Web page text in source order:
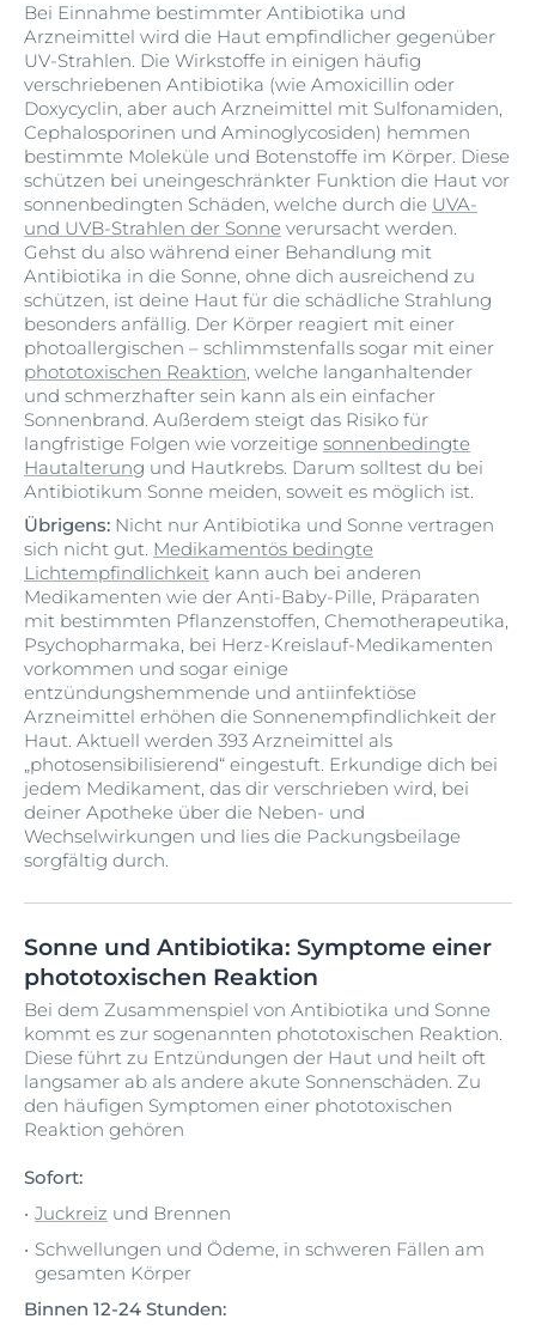
Bei Einnahme bestimmter Antibiotika und
Arzneimittel wird die Haut empfindlicher gegenüber
UV-Strahlen. Die Wirkstoffe in einigen häufig
verschriebenen Antibiotika (wie Amoxicillin oder
Doxycyclin, aber auch Arzneimittel mit Sulfonamiden,
Cephalosporinen und Aminoglycosiden) hemmen
bestimmte Moleküle und Botenstoffe im Körper. Diese
schützen bei uneingeschränkter Funktion die Haut vor
sonnenbedingten Schäden, welche durch die UVA-
und UVB-Strahlen der Sonne verursacht werden.
Gehst du also während einer Behandlung mit
Antibiotika in die Sonne, ohne dich ausreichend zu
schützen, ist deine Haut für die schädliche Strahlung
besonders anfällig. Der Körper reagiert mit einer
photoallergischen – schlimmstenfalls sogar mit einer
phototoxischen Reaktion, welche langanhaltender
und schmerzhafter sein kann als ein einfacher
Sonnenbrand. Außerdem steigt das Risiko für
langfristige Folgen wie vorzeitige sonnenbedingte
Hautalterung und Hautkrebs. Darum solltest du bei
Antibiotikum Sonne meiden, soweit es möglich ist.
Übrigens: Nicht nur Antibiotika und Sonne vertragen
sich nicht gut. Medikamentös bedingte
Lichtempfindlichkeit kann auch bei anderen
Medikamenten wie der Anti-Baby-Pille, Präparaten
mit bestimmten Pflanzenstoffen, Chemotherapeutika,
Psychopharmaka, bei Herz-Kreislauf-Medikamenten
vorkommen und sogar einige
entzündungshemmende und antiinfektiöse
Arzneimittel erhöhen die Sonnenempfindlichkeit der
Haut. Aktuell werden 393 Arzneimittel als
„photosensibilisierend“ eingestuft. Erkundige dich bei
jedem Medikament, das dir verschrieben wird, bei
deiner Apotheke über die Neben- und
Wechselwirkungen und lies die Packungsbeilage
sorgfältig durch.
Sonne und Antibiotika: Symptome einer
phototoxischen Reaktion
Bei dem Zusammenspiel von Antibiotika und Sonne
kommt es zur sogenannten phototoxischen Reaktion.
Diese führt zu Entzündungen der Haut und heilt oft
langsamer ab als andere akute Sonnenschäden. Zu
den häufigen Symptomen einer phototoxischen
Reaktion gehören
Sofort:
Juckreiz und Brennen
Schwellungen und Ödeme, in schweren Fällen am
gesamten Körper
Binnen 12-24 Stunden: